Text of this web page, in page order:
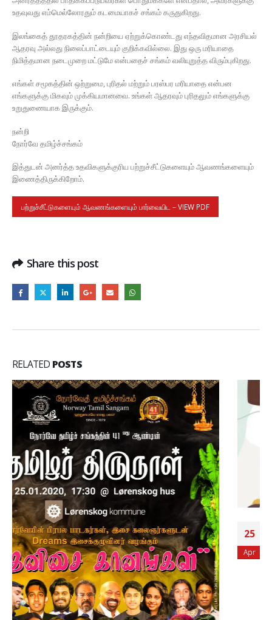
உதவுவது எம்மெல்லோரதும் கடமையாகச் சங்கம் கருதுகிறது.
இலங்கைத் தூதரகத்தின் நன்றியை ஏற்றுக்கொண்டது எந்தவிதமான அரசியல்
ஆதரவு அல்லது நிலைப்பாட்டையும் குறிக்கவில்லை. இது ஒரு மரியாதை
நிமித்தமான நடைமுறை மட்டுமே என்பதைச் சங்கம் வலியுறுத்த விரும்புகிறது.
எங்கள் சமூகத்தின் ஒற்றுமை, புரிதல் மற்றும் பரஸ்பர மரியாதை என்பன
எங்களுக்கு மிகவும் முக்கியமானவை. உங்கள் ஆதரவும் புரிதலும் எங்களுக்கு
உறுதுணையாக இருக்கும்.
நன்றி
நோர்வே தமிழ்ச்சங்கம்
இத்துடன் அனர்த்த உதவிகளுக்குரிய பற்றுச்சீட்டுகளையும் ஆவணங்களையும்
இணைத்திருக்கிறோம்.
பற்றுச்சீட்டுகளையும் ஆவணங்களையும் பார்வையிட – VIEW PDF
Share this post
RELATED POSTS
25
Apr
தையல் பயிற்சி வகுப்புபெண்களுக்கான சிறப்பு வாய்ப்பு
நோர்வே தமிழ்ச் சங்கத்தின்தையல் பயிற்சி வகுப்புபெண்களுக்கான
சிறப்பு வாய்ப்புகாலம்: 07.062026வாரத்தில் ஒரு நாள்நேரம்: 16.00 -
18.00.இடம்: (பின்னர்
அறிவிக்கப்படும்)கட்டணம்:அங்கத்தவர்களுக்கு 1000
krஏனையோருக்கு . 1500 kr அடிப்படை...
read more